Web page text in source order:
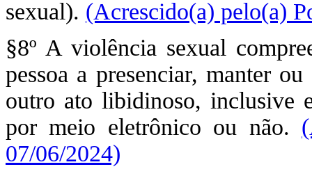
sexual). (Acrescido(a) pelo(a)
§8º A violência sexual
pessoa a presenciar, manter
outro ato libidinoso, inclusive
por meio eletrônico ou não.
07/06/2024)